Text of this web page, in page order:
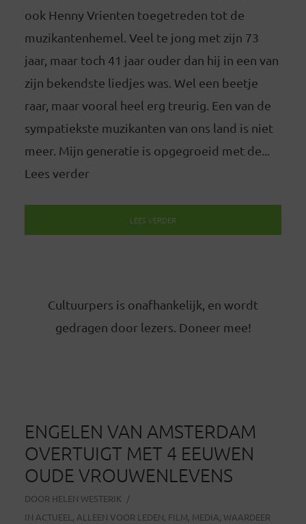
ook Henny Vrienten toegetreden tot de
muzikantenhemel. Veel te jong met zijn 73
jaar, maar toch 41 jaar ouder dan hij in een van
zijn bekendste liedjes was. Wel een beetje
raar, maar vooral heel erg treurig. Een van de
sympatiekste muzikanten van ons land is niet
meer. Mijn generatie is opgegroeid met de...
Lees verder
LEES VERDER
Cultuurpers is onafhankelijk, en wordt
gedragen door lezers. Doneer mee!
ENGELEN VAN AMSTERDAM
OVERTUIGT MET 4 EEUWEN
OUDE VROUWENLEVENS
DOOR HELEN WESTERIK
IN ACTUEEL , ALLEEN VOOR LEDEN, FILM, MEDIA, WAARDEER